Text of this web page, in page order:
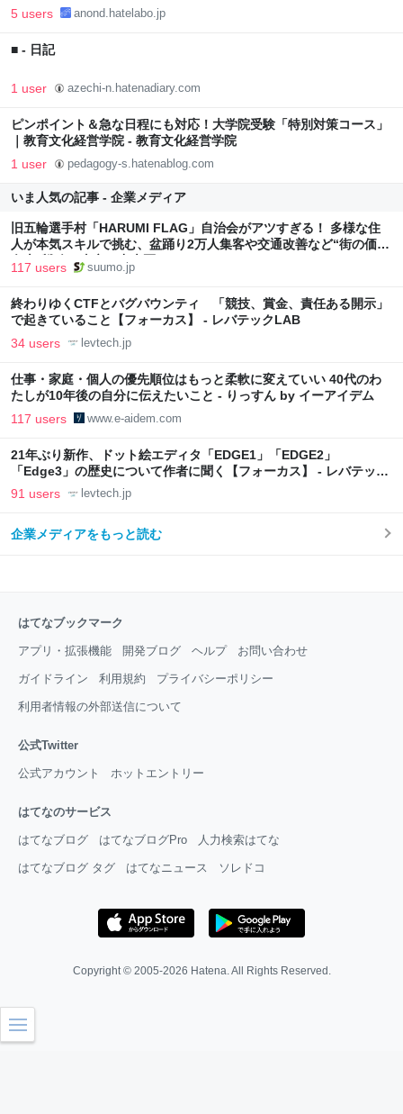
5 users anond.hatelabo.jp
■ - 日記
1 user azechi-n.hatenadiary.com
ピンポイント＆急な日程にも対応！大学院受験「特別対策コース」
｜教育文化経営学院 - 教育文化経営学院
1 user pedagogy-s.hatenablog.com
いま人気の記事 - 企業メディア
旧五輪選手村「HARUMI FLAG」自治会がアツすぎる！ 多様な住
人が本気スキルで挑む、盆踊り2万人集客や交通改善など“街の価値
向上”戦略 東京・中央区
117 users suumo.jp
終わりゆくCTFとバグバウンティ 「競技、賞金、責任ある開示」
で起きていること【フォーカス】 - レバテックLAB
34 users levtech.jp
仕事・家庭・個人の優先順位はもっと柔軟に変えていい 40代のわ
たしが10年後の自分に伝えたいこと - りっすん by イーアイデム
117 users www.e-aidem.com
21年ぶり新作、ドット絵エディタ「EDGE1」「EDGE2」
「Edge3」の歴史について作者に聞く【フォーカス】 - レバテック
LAB
91 users levtech.jp
企業メディアをもっと読む
はてなブックマーク
アプリ・拡張機能 開発ブログ ヘルプ お問い合わせ
ガイドライン 利用規約 プライバシーポリシー
利用者情報の外部送信について
公式Twitter
公式アカウント ホットエントリー
はてなのサービス
はてなブログ はてなブログPro 人力検索はてな
はてなブログ タグ はてなニュース ソレドコ
Copyright © 2005-2026 Hatena. All Rights Reserved.